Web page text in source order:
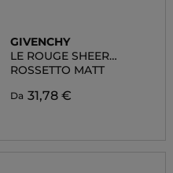
GIVENCHY
LE ROUGE SHEER
VELVET
ROSSETTO MATT
Da 31,78 €